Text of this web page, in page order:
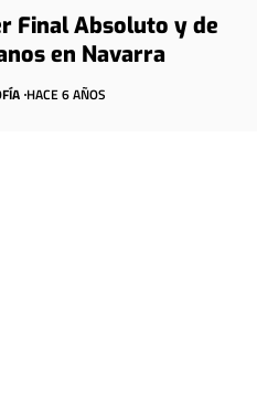
Final Absoluto y de
en Navarra
HACE 6 AÑOS